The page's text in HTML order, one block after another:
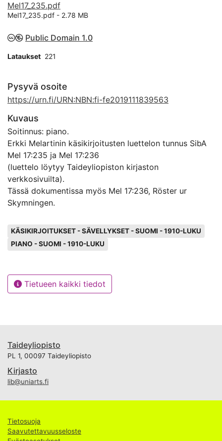
Mel17_235.pdf
Mel17_235.pdf - 2.78 MB
Public Domain 1.0
Lataukset 221
Pysyvä osoite
https://urn.fi/URN:NBN:fi-fe2019111839563
Kuvaus
Soitinnus: piano.
Erkki Melartinin käsikirjoitusten luettelon tunnus SibA
Mel 17:235 ja Mel 17:236
(luettelo löytyy Taideyliopiston kirjaston
verkkosivuilta).
Tässä dokumentissa myös Mel 17:236, Röster ur
Skymningen.
Avainsanat
KÄSIKIRJOITUKSET - SÄVELLYKSET - SUOMI - 1910-LUKU
PIANO - SUOMI - 1910-LUKU
Tietueen kaikki tiedot
Taideyliopisto
PL 1, 00097 Taideyliopisto
Kirjasto
lib@uniarts.fi
Tietosuoja
Saavutettavuusseloste